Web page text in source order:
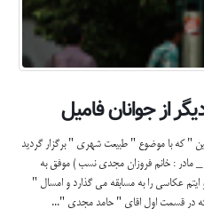
از جوانان فامیل
" که با موضوع " طبیعت شهری " برگزار گردید
: خانم فروزان مجدی نسب ) موفق به
عکاسی را به مسابقه می گذارد و امسال "
در قسمت اول اقای " حامد مجدی "...